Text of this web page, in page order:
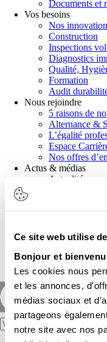
Ce site web utilise
Bonjour et
Les cookies nous
et les annonces,
médias sociaux et
partageons
notre site avec nos
Documents et
Vos besoins
Nos
Construction
Inspections
Diagnostics
Qualité,
Formation
Audit
Nous rejoindre
5 raisons de
Alternance &
L’égalité
Espace
Nos offres
Actus & médias
Actualités
Publications
Demander un devis
Nous contacter
Nos agences